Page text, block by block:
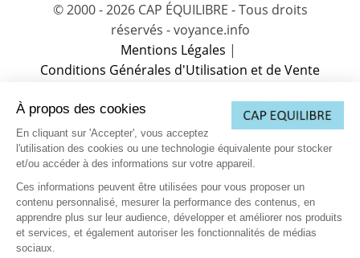
© 2000 - 2026 CAP ÉQUILIBRE - Tous droits
réservés - voyance.info
Mentions Légales |
Conditions Générales d'Utilisation et de Vente
Charte sur la protection des données|
Charte de Déontologie| Partenaire|
Vos données personnelles|Contactez-nous
(1) L’accès à cette offre commerciale proposée par notre partenaire
tarif spécial de 15EUR TTC, voyance immédiate et privée. Offre
valable dans la limite des 10 premières minutes, après validation
de votre compte client comprenant votre nom, prénom, téléphone,
adresse, email et carte de paiement valide (compte client nouveau
ou existant). Au-delà des 10 premières minutes, le tarif est de
3.5EUR à 9.5EUR TTC la minute supplémentaire selon le voyant.
À propos des cookies
En cliquant sur 'Accepter', vous acceptez
l'utilisation des cookies ou une technologie équivalente pour stocker
et/ou accéder à des informations sur votre appareil.
Ces informations peuvent être utilisées pour vous proposer un
contenu personnalisé, mesurer la performance des contenus, en
apprendre plus sur leur audience, développer et améliorer nos produits
et services, et également autoriser les fonctionnalités de médias
sociaux.